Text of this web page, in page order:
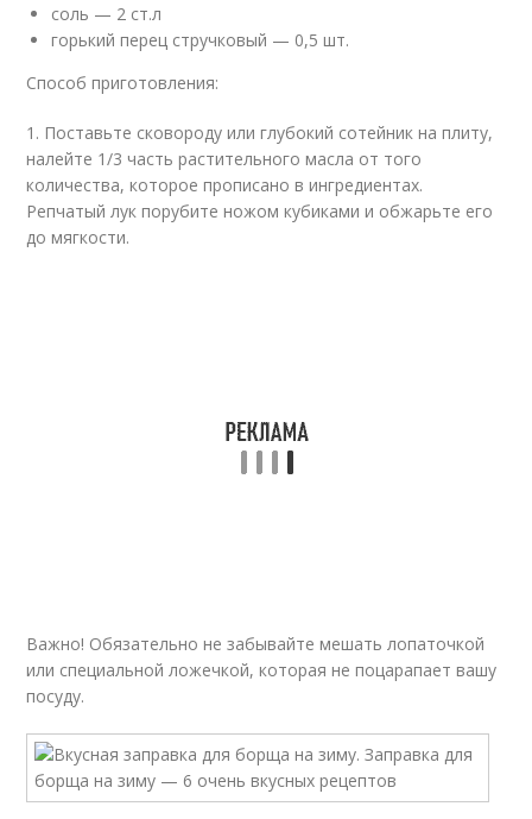
соль — 2 ст.л
горький перец стручковый — 0,5 шт.
Способ приготовления:
1. Поставьте сковороду или глубокий сотейник на плиту,
налейте 1/3 часть растительного масла от того
количества, которое прописано в ингредиентах.
Репчатый лук порубите ножом кубиками и обжарьте его
до мягкости.
Важно! Обязательно не забывайте мешать лопаточкой
или специальной ложечкой, которая не поцарапает вашу
посуду.